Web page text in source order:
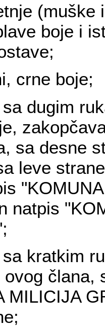
(muške
boje i
crne boje;
dugim
sa desne
leve
natpis
kratkim
člana,
MILICIJA